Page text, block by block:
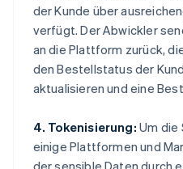
der Kunde über
verfügt. Der Abwickler
an die Plattform zurück,
den Bestellstatus der
aktualisieren und eine
4. Tokenisierung: Um die
einige Plattformen und
der sensible Daten durch